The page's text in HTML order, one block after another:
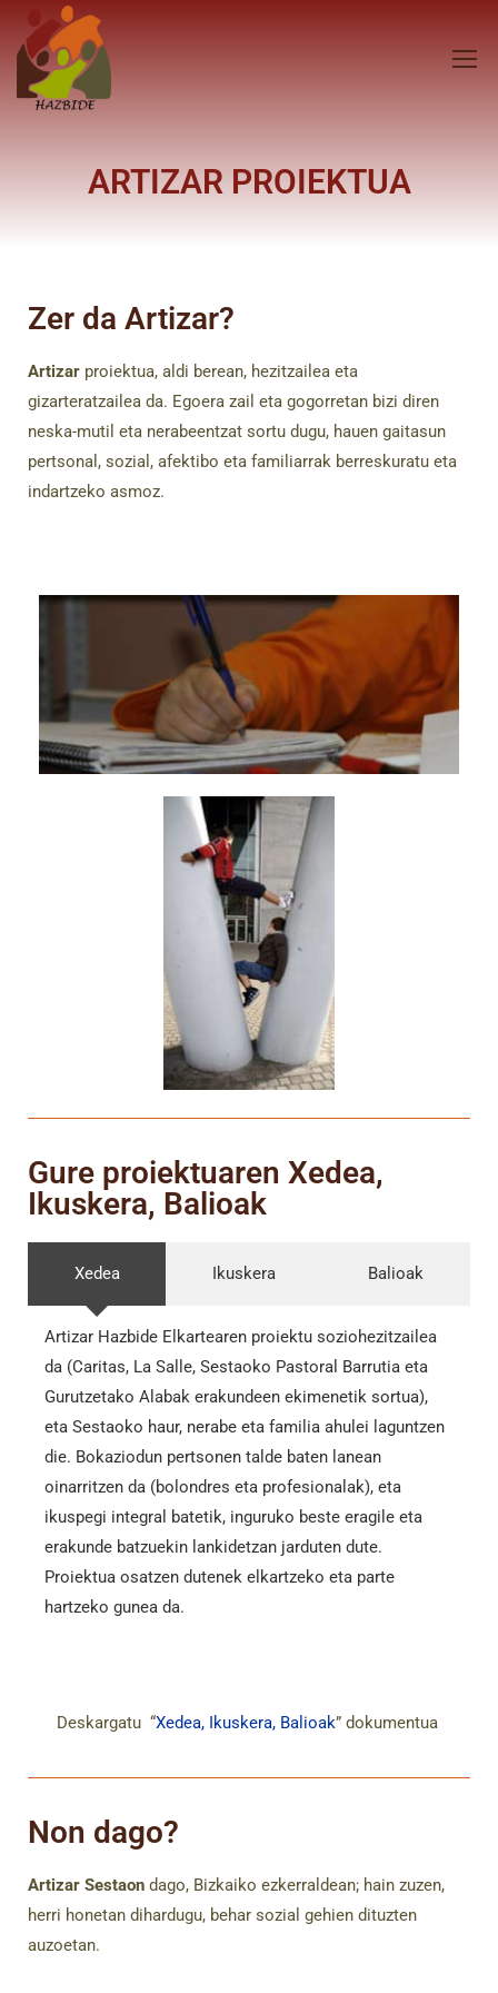
ARTIZAR PROIEKTUA
Zer da Artizar?
Artizar proiektua, aldi berean, hezitzailea eta
gizarteratzailea da. Egoera zail eta gogorretan bizi diren
neska-mutil eta nerabeentzat sortu dugu, hauen gaitasun
pertsonal, sozial, afektibo eta familiarrak berreskuratu eta
indartzeko asmoz.
Gure proiektuaren Xedea,
Ikuskera, Balioak
Xedea Ikuskera Balioak
Artizar Hazbide Elkartearen proiektu soziohezitzailea
da (Caritas, La Salle, Sestaoko Pastoral Barrutia eta
Gurutzetako Alabak erakundeen ekimenetik sortua),
eta Sestaoko haur, nerabe eta familia ahulei laguntzen
die. Bokaziodun pertsonen talde baten lanean
oinarritzen da (bolondres eta profesionalak), eta
ikuspegi integral batetik, inguruko beste eragile eta
erakunde batzuekin lankidetzan jarduten dute.
Proiektua osatzen dutenek elkartzeko eta parte
hartzeko gunea da.
Deskargatu “Xedea, Ikuskera, Balioak” dokumentua
Non dago?
Artizar Sestaon dago, Bizkaiko ezkerraldean; hain zuzen,
herri honetan dihardugu, behar sozial gehien dituzten
auzoetan.